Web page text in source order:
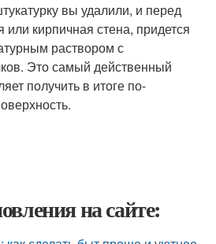
вы удалили, и перед
или кирпичная стена, придется
раствором с
Это самый действенный
получить в итоге по-
на сайте: